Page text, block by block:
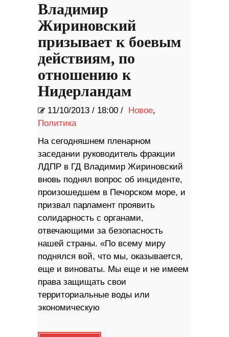
Владимир
Жириновский
призывает к боевым
действиям, по
отношению к
Нидерландам
11/10/2013 / 18:00 / Новое,
Политика
На сегодняшнем пленарном
заседании руководитель фракции
ЛДПР в ГД Владимир Жириновский
вновь поднял вопрос об инциденте,
произошедшем в Печорском море, и
призвал парламент проявить
солидарность с органами,
отвечающими за безопасность
нашей страны. «По всему миру
поднялся вой, что мы, оказывается,
еще и виноваты. Мы еще и не имеем
права защищать свои
территориальные воды или
экономическую